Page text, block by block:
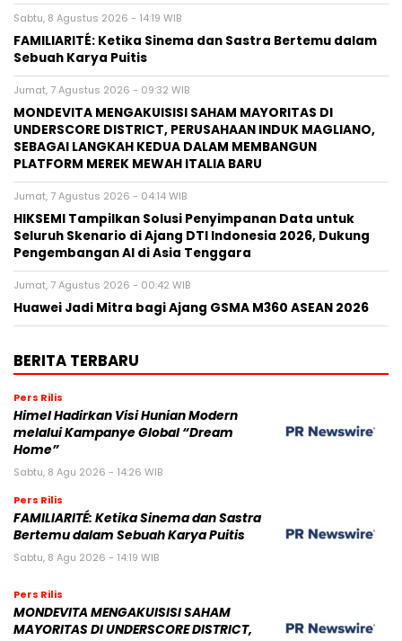
Sabtu, 8 Agustus 2026 - 14:19 WIB
FAMILIARITÉ: Ketika Sinema dan Sastra Bertemu dalam
Sebuah Karya Puitis
Jumat, 7 Agustus 2026 - 09:32 WIB
MONDEVITA MENGAKUISISI SAHAM MAYORITAS DI
UNDERSCORE DISTRICT, PERUSAHAAN INDUK MAGLIANO,
SEBAGAI LANGKAH KEDUA DALAM MEMBANGUN
PLATFORM MEREK MEWAH ITALIA BARU
Jumat, 7 Agustus 2026 - 04:14 WIB
HIKSEMI Tampilkan Solusi Penyimpanan Data untuk
Seluruh Skenario di Ajang DTI Indonesia 2026, Dukung
Pengembangan AI di Asia Tenggara
Jumat, 7 Agustus 2026 - 00:42 WIB
Huawei Jadi Mitra bagi Ajang GSMA M360 ASEAN 2026
BERITA TERBARU
Pers Rilis
Himel Hadirkan Visi Hunian Modern
melalui Kampanye Global “Dream
Home”
Sabtu, 8 Agu 2026 - 14:26 WIB
Pers Rilis
FAMILIARITÉ: Ketika Sinema dan Sastra
Bertemu dalam Sebuah Karya Puitis
Sabtu, 8 Agu 2026 - 14:19 WIB
Pers Rilis
MONDEVITA MENGAKUISISI SAHAM
MAYORITAS DI UNDERSCORE DISTRICT,